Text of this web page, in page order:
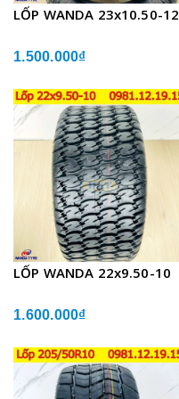
LỐP WANDA 23x10.50-12
1.500.000₫
LỐP WANDA 22x9.50-10
1.600.000₫